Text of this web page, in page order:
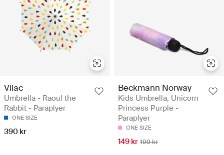
Vilac
Umbrella - Raoul the
Rabbit - Paraplyer
ONE SIZE
390 kr
Beckmann Norway
Kids Umbrella, Unicorn
Princess Purple -
Paraplyer
ONE SIZE
149 kr 199 kr